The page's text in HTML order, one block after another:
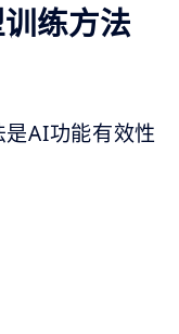
练方法
AI功能有效性